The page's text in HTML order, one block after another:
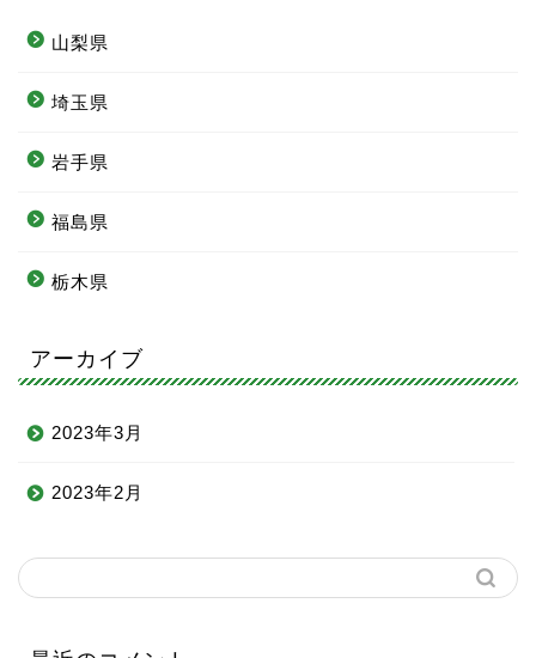
山梨県
埼玉県
岩手県
福島県
栃木県
アーカイブ
2023年3月
2023年2月